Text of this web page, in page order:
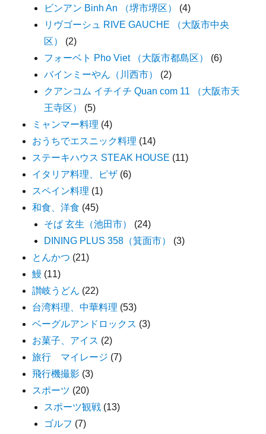
ビンアン Binh An （堺市堺区）
(4)
リヴゴーシュ RIVE GAUCHE （大阪市中央
区）
(2)
フォーベト Pho Viet （大阪市都島区）
(6)
バインミーやん（川西市）
(2)
クアンコム イチイチ Quan com 11 （大阪市天
王寺区）
(5)
ミャンマー料理 (4)
おうちでエスニック料理 (14)
ステーキハウス STEAK HOUSE (11)
イタリア料理、ピザ (6)
スペイン料理 (1)
和食、洋食 (45)
そば 玄生（池田市）
(24)
DINING PLUS 358（箕面市）
(3)
とんかつ (21)
鰻 (11)
讃岐うどん (22)
台湾料理、中華料理 (53)
ベーグルアンドロックス (3)
お菓子、アイス (2)
旅行 マイレージ (7)
飛行機撮影 (3)
スポーツ (20)
スポーツ観戦 (13)
ゴルフ (7)